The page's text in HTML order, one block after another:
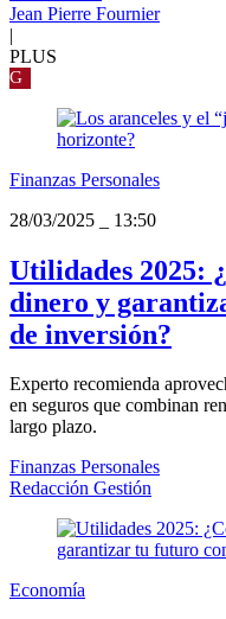
Jean Pierre Fournier
|
PLUS
G
Finanzas Personales
28/03/2025
13:50
Utilidades 2025:
dinero y
de inversión?
Experto recomienda
en seguros que combinan
largo plazo.
Finanzas Personales
Redacción Gestión
Economía